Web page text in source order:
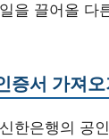
을 끌어올 다
증서 가져오
한은행의 공